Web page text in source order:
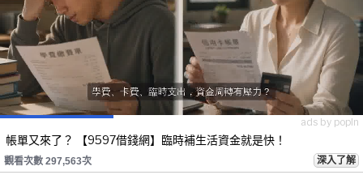
ads by popIn
帳單又來了？ 【9597借錢網】臨時補生活資金就是快！
觀看次數 297,563次 深入了解